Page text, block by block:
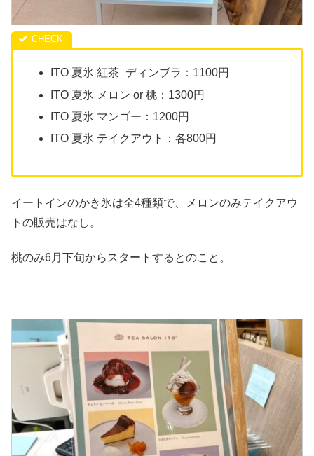
ITO 夏氷 紅茶_ディンブラ：1100円
ITO 夏氷 メロン or 桃：1300円
ITO 夏氷 マンゴー：1200円
ITO 夏氷 テイクアウト：各800円
イートインのかき氷は全4種類で、メロンのみテイクアウ
トの販売はなし。
桃のみ6月下旬からスタートするとのこと。